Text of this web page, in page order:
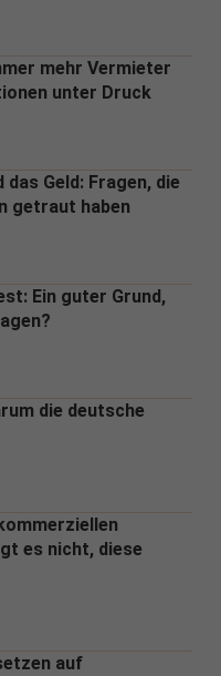
mehr Vermieter
unter Druck
das Geld: Fragen, die
getraut haben
Ein guter Grund,
die deutsche
es nicht, diese
auf